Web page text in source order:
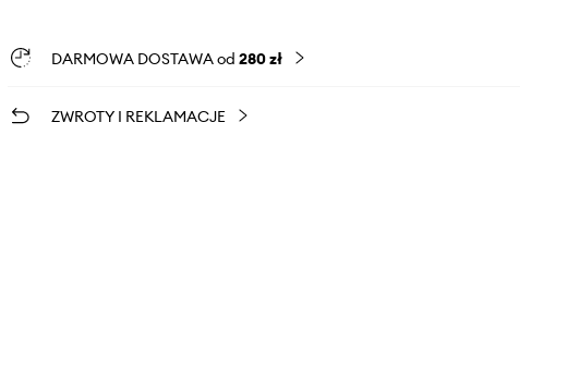
DARMOWA DOSTAWA od 280 zł
ZWROTY I REKLAMACJE